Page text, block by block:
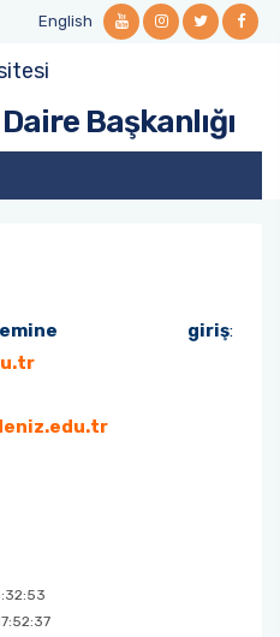
English
Başkanlığı
giriş:
Erişimi)